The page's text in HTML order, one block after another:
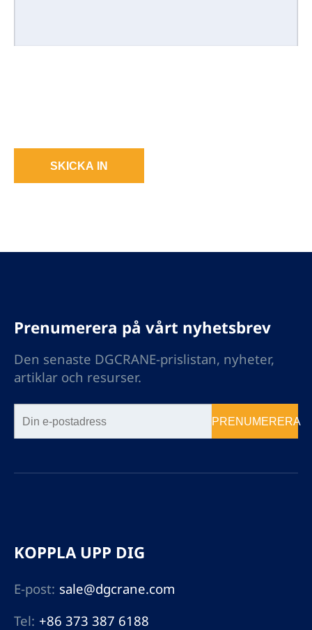
SKICKA IN
Prenumerera på vårt nyhetsbrev
Den senaste DGCRANE-prislistan, nyheter,
artiklar och resurser.
PRENUMERERA
KOPPLA UPP DIG
E-post: sale@dgcrane.com
Tel: +86 373 387 6188